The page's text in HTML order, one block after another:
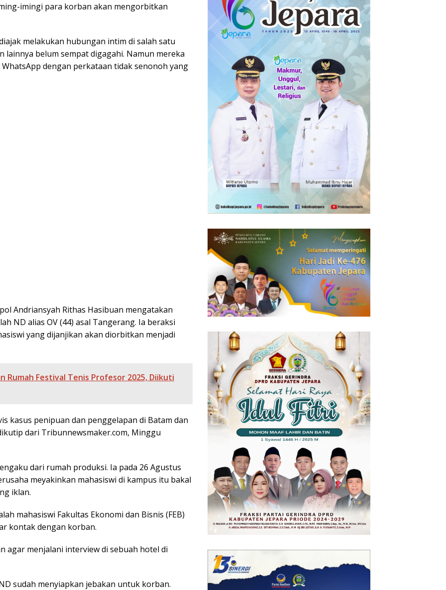
imingi para korban akan mengorbitkan
melakukan hubungan intim di salah satu
lainnya belum sempat digagahi. Namun mereka
dengan perkataan tidak senonoh yang
Andriansyah Rithas Hasibuan mengatakan
ND alias OV (44) asal Tangerang. Ia beraksi
yang dijanjikan akan diorbitkan menjadi
Rumah Festival Tenis Profesor 2025, Diikuti
kasus penipuan dan penggelapan di Batam dan
dari Tribunnewsmaker.com, Minggu
dari rumah produksi. Ia pada 26 Agustus
meyakinkan mahasiswi di kampus itu bakal
iklan.
mahasiswi Fakultas Ekonomi dan Bisnis (FEB)
kontak dengan korban.
agar menjalani interview di sebuah hotel di
sudah menyiapkan jebakan untuk korban.